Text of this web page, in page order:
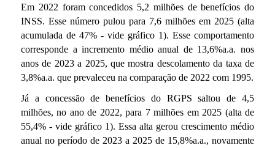
Em 2022 foram concedidos 5,2 milhões de benefícios do
INSS. Esse número pulou para 7,6 milhões em 2025 (alta
acumulada de 47% - vide gráfico 1). Esse comportamento
corresponde a incremento médio anual de 13,6%a.a. nos
anos de 2023 a 2025, que mostra descolamento da taxa de
3,8%a.a. que prevaleceu na comparação de 2022 com 1995.
Já a concessão de benefícios do RGPS saltou de 4,5
milhões, no ano de 2022, para 7 milhões em 2025 (alta de
55,4% - vide gráfico 1). Essa alta gerou crescimento médio
anual no período de 2023 a 2025 de 15,8%a.a., novamente